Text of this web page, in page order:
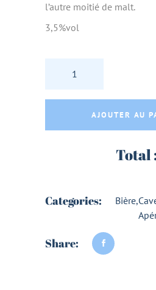
l’autre moitié de malt.
3,5%vol
BIERE PAIN AB
AJOUTER AU
Total
Categories: Bière,
Share: